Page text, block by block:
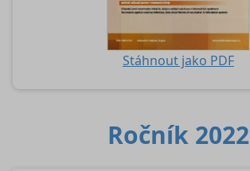
Stáhnout jako PDF
Ročník 2022